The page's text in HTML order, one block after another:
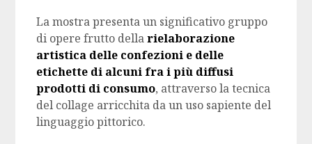
La mostra presenta un significativo gruppo
di opere frutto dellarielaborazione
artistica delle confezioni e delle
etichette di alcuni fra i più diffusi
prodotti di consumo, attraverso la tecnica
del collage arricchita da un uso sapiente del
linguaggio pittorico.